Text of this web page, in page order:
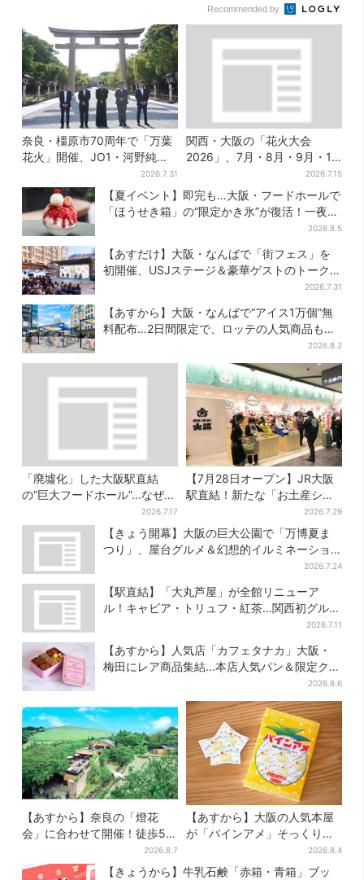
Recommended by
奈良・橿原市70周年で「万葉
花火」開催、JO1・河野純喜
がアンバサダーに…グループ
楽曲ともシンクロ
2026.7.31
関西・大阪の「花火大会
2026」、7月・8月・9月・10
2026.7.15
【夏イベント】即完も…大阪・フードホールで
「ほうせき箱」の“限定かき氷”が復活！一夜限
2026.8.5
【あすだけ】大阪・なんばで「街フェス」を
初開催、USJステージ＆豪華ゲストのトークシ
2026.7.31
【あすから】大阪・なんばで“アイス1万個”無
料配布…2日間限定で、ロッテの人気商品もら
2026.8.2
「廃墟化」した大阪駅直結
の“巨大フードホール”…なぜ？
実は、梅田ランチ＆カフェの
穴場だった
2026.7.17
【7月28日オープン】JR大阪
駅直結！新たな「お土産ショ
ップ」、銘菓バラ売りで地元
民の“おやつ調達”にも
2026.7.29
【きょう開幕】大阪の巨大公園で「万博夏ま
つり」、屋台グルメ＆幻想的イルミネーショ
2026.7.24
【駅直結】「大丸芦屋」が全館リニューア
ル！キャビア・トリュフ・紅茶…関西初グルメ
2026.7.11
【あすから】人気店「カフェタナカ」大阪・
梅田にレア商品集結…本店人気パン＆限定クッ
2026.8.6
【あすから】奈良の「燈花
会」に合わせて開催！徒歩5
分…結婚式場が“バル”に、前後
で食事が楽しめる
2026.8.7
【あすから】大阪の人気本屋
が「パインアメ」そっくりの
ブックカバー開発、梅田で先
行販売
2026.8.4
【きょうから】牛乳石鹸「赤箱・青箱」ブッ